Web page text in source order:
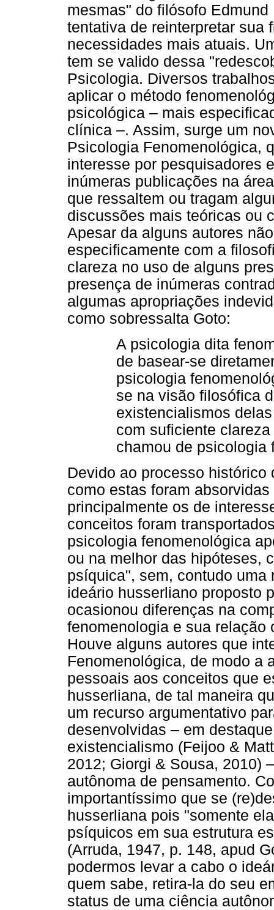
mesmas" do filósofo
tentativa de reinterpretar sua
necessidades mais atuais.
tem se valido dessa
Psicologia. Diversos
aplicar o método
psicológica – mais
clínica –. Assim, surge um
Psicologia Fenomenológica,
interesse por pesquisadores
inúmeras publicações na
que ressaltem ou tragam
discussões mais teóricas ou
Apesar da alguns autores
especificamente com a
clareza no uso de alguns
presença de inúmeras
algumas apropriações
como sobressalta Goto:
A psicologia dita
de basear-se
psicologia
se na visão filosófica
existencialismos
com suficiente
chamou de psicologia
Devido ao processo
como estas foram
principalmente os de
conceitos foram
psicologia fenomenológica
ou na melhor das hipóteses,
psíquica", sem, contudo uma
ideário husserliano proposto
ocasionou diferenças na
fenomenologia e sua relação
Houve alguns autores que
Fenomenológica, de modo a
pessoais aos conceitos que
husserliana, de tal maneira
um recurso argumentativo
desenvolvidas – em
existencialismo (Feijoo &
2012; Giorgi & Sousa, 2010)
autônoma de pensamento.
importantíssimo que se
husserliana pois "somente
psíquicos em sua estrutura
(Arruda, 1947, p. 148, apud
podermos levar a cabo o
quem sabe, retira-la do seu
status de uma ciência